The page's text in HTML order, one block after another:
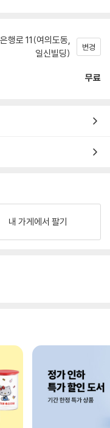
행로 11(여의도동,
일신빌딩)
변경
무료
내 가게에서 팔기